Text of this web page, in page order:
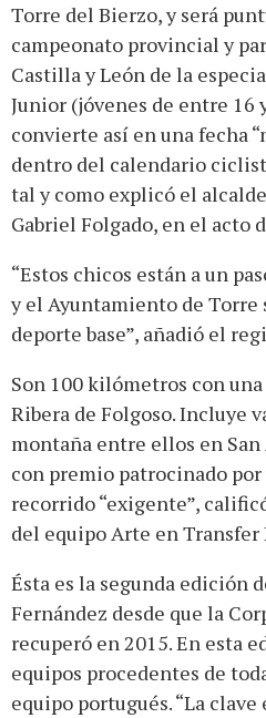
Torre del Bierzo, y será
campeonato provincial y
Castilla y León de la
Junior (jóvenes de entre 16
convierte así en una fecha
dentro del calendario
tal y como explicó el
Gabriel Folgado, en el acto
“Estos chicos están a un
y el Ayuntamiento de Torre
deporte base”, añadió el
Son 100 kilómetros con
Ribera de Folgoso. Incluye
montaña entre ellos en
con premio patrocinado
recorrido “exigente”,
del equipo Arte en Transfer
Ésta es la segunda edición
Fernández desde que la
recuperó en 2015. En esta
equipos procedentes de
equipo portugués. “La